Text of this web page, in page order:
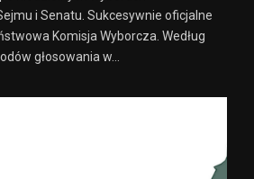
i Senatu. Sukcesywnie oficjalne
Komisja Wyborcza. Według
głosowania w...